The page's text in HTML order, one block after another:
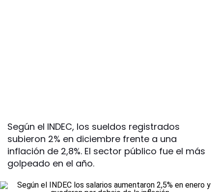
Según el INDEC, los sueldos registrados
subieron 2% en diciembre frente a una
inflación de 2,8%. El sector público fue el más
golpeado en el año.